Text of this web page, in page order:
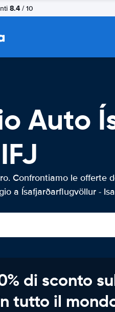
8.4 / 10
Auto
Confrontiamo le offerte
a Ísafjarðarflugvöllur -
di sconto
tutto il